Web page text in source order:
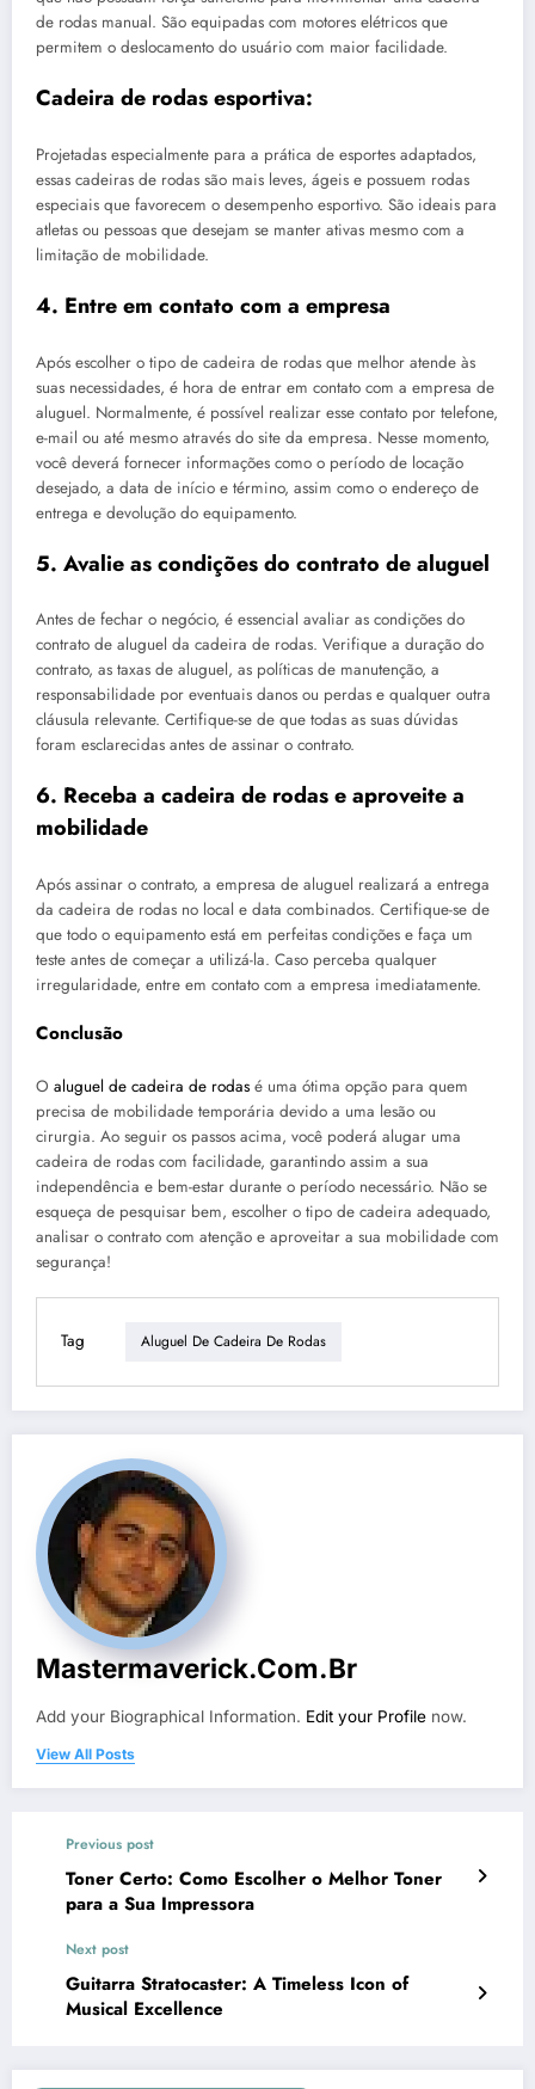
de rodas manual. São equipadas com motores elétricos que
permitem o deslocamento do usuário com maior facilidade.
Cadeira de rodas esportiva:
Projetadas especialmente para a prática de esportes adaptados,
essas cadeiras de rodas são mais leves, ágeis e possuem rodas
especiais que favorecem o desempenho esportivo. São ideais para
atletas ou pessoas que desejam se manter ativas mesmo com a
limitação de mobilidade.
4. Entre em contato com a empresa
Após escolher o tipo de cadeira de rodas que melhor atende às
suas necessidades, é hora de entrar em contato com a empresa de
aluguel. Normalmente, é possível realizar esse contato por telefone,
e-mail ou até mesmo através do site da empresa. Nesse momento,
você deverá fornecer informações como o período de locação
desejado, a data de início e término, assim como o endereço de
entrega e devolução do equipamento.
5. Avalie as condições do contrato de aluguel
Antes de fechar o negócio, é essencial avaliar as condições do
contrato de aluguel da cadeira de rodas. Verifique a duração do
contrato, as taxas de aluguel, as políticas de manutenção, a
responsabilidade por eventuais danos ou perdas e qualquer outra
cláusula relevante. Certifique-se de que todas as suas dúvidas
foram esclarecidas antes de assinar o contrato.
6. Receba a cadeira de rodas e aproveite a
mobilidade
Após assinar o contrato, a empresa de aluguel realizará a entrega
da cadeira de rodas no local e data combinados. Certifique-se de
que todo o equipamento está em perfeitas condições e faça um
teste antes de começar a utilizá-la. Caso perceba qualquer
irregularidade, entre em contato com a empresa imediatamente.
Conclusão
O aluguel de cadeira de rodas é uma ótima opção para quem
precisa de mobilidade temporária devido a uma lesão ou
cirurgia. Ao seguir os passos acima, você poderá alugar uma
cadeira de rodas com facilidade, garantindo assim a sua
independência e bem-estar durante o período necessário. Não se
esqueça de pesquisar bem, escolher o tipo de cadeira adequado,
analisar o contrato com atenção e aproveitar a sua mobilidade com
segurança!
Tag Aluguel De Cadeira De Rodas
Mastermaverick.com.br
Add your Biographical Information. Edit your Profile now.
View All Posts
Previous post
Toner Certo: Como Escolher o Melhor Toner
para a Sua Impressora
Next post
Guitarra Stratocaster: A Timeless Icon of
Musical Excellence